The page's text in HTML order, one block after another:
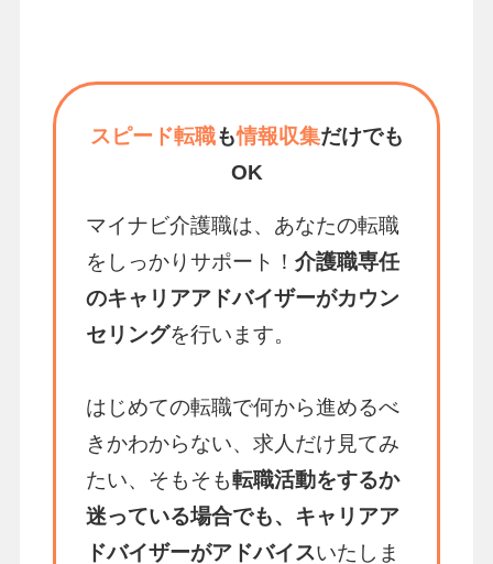
スピード転職も情報収集だけでも
OK
マイナビ介護職は、あなたの転職
をしっかりサポート！ 介護職専任
のキャリアアドバイザーがカウン
セリングを行います。
はじめての転職で何から進めるべ
きかわからない、求人だけ見てみ
たい、そもそも転職活動をするか
迷っている場合でも、キャリアア
ドバイザーがアドバイスいたしま